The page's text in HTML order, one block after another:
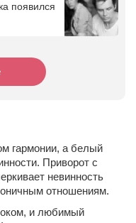
появился
гармонии, а белый
Приворот с
невинность
отношениям.
и любимый